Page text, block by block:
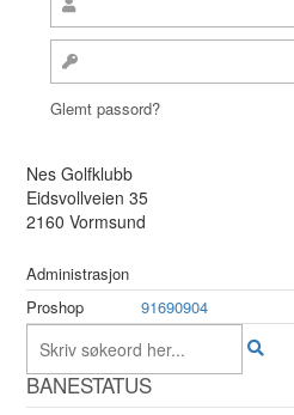
Glemt passord?
Nes Golfklubb
Eidsvollveien 35
2160 Vormsund
Administrasjon
Proshop
91690904
BANESTATUS